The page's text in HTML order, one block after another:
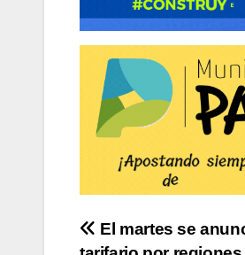
Navegación
El martes se